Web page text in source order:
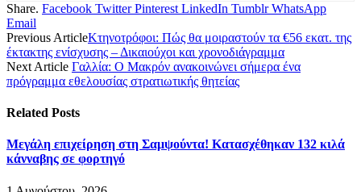
Share. Facebook Twitter Pinterest LinkedIn Tumblr WhatsApp
Email
Previous ArticleΚτηνοτρόφοι: Πώς θα μοιραστούν τα €56 εκατ. της
έκτακτης ενίσχυσης – Δικαιούχοι και χρονοδιάγραμμα
Next Article Γαλλία: Ο Μακρόν ανακοινώνει σήμερα ένα
πρόγραμμα εθελουσίας στρατιωτικής θητείας
Related Posts
Μεγάλη επιχείρηση στη Σαμψούντα! Κατασχέθηκαν 132 κιλά
κάνναβης σε φορτηγό